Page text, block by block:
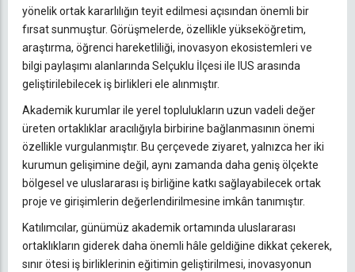
yönelik ortak kararlılığın teyit edilmesi açısından önemli bir
fırsat sunmuştur. Görüşmelerde, özellikle yükseköğretim,
araştırma, öğrenci hareketliliği, inovasyon ekosistemleri ve
bilgi paylaşımı alanlarında Selçuklu İlçesi ile IUS arasında
geliştirilebilecek iş birlikleri ele alınmıştır.
Akademik kurumlar ile yerel toplulukların uzun vadeli değer
üreten ortaklıklar aracılığıyla birbirine bağlanmasının önemi
özellikle vurgulanmıştır. Bu çerçevede ziyaret, yalnızca her iki
kurumun gelişimine değil, aynı zamanda daha geniş ölçekte
bölgesel ve uluslararası iş birliğine katkı sağlayabilecek ortak
proje ve girişimlerin değerlendirilmesine imkân tanımıştır.
Katılımcılar, günümüz akademik ortamında uluslararası
ortaklıkların giderek daha önemli hâle geldiğine dikkat çekerek,
sınır ötesi iş birliklerinin eğitimin geliştirilmesi, inovasyonun